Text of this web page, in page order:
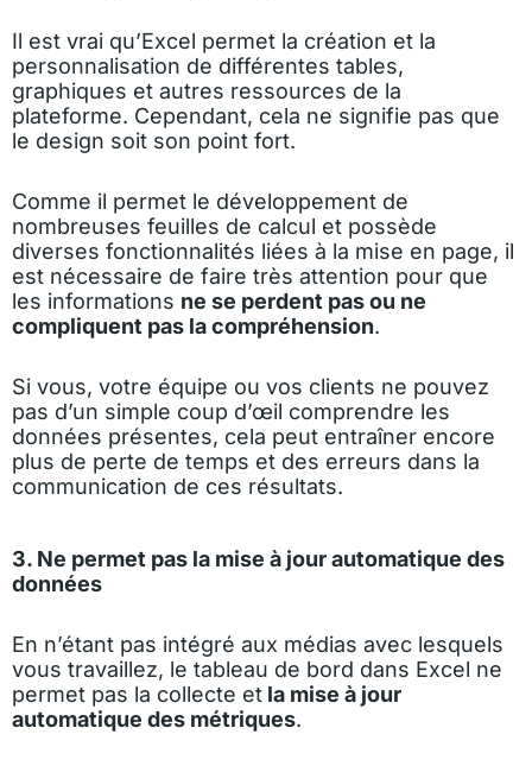
Il est vrai qu’Excel permet la création et la
personnalisation de différentes tables,
graphiques et autres ressources de la
plateforme. Cependant, cela ne signifie pas que
le design soit son point fort.
Comme il permet le développement de
nombreuses feuilles de calcul et possède
diverses fonctionnalités liées à la mise en page, il
est nécessaire de faire très attention pour que
les informations ne se perdent pas ou ne
compliquent pas la compréhension.
Si vous, votre équipe ou vos clients ne pouvez
pas d’un simple coup d’œil comprendre les
données présentes, cela peut entraîner encore
plus de perte de temps et des erreurs dans la
communication de ces résultats.
3. Ne permet pas la mise à jour automatique des
données
En n’étant pas intégré aux médias avec lesquels
vous travaillez, le tableau de bord dans Excel ne
permet pas la collecte et la mise à jour
automatique des métriques.